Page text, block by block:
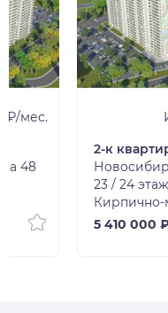
₽/мес.
48
2-к
23 / 24 этаж
5 410 000